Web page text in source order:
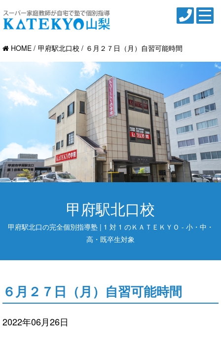
HOME 甲府駅北口校 ６月２７日（月）自習可能時間
甲府駅北口校
甲府駅北口の完全個別指導塾 | 1 対 1 のＫＡＴＥＫＹＯ - 小・中・
高・既卒生対象
６月２７日（月）自習可能時間
2022年06月26日